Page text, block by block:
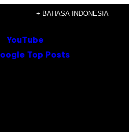
+ BAHASA INDONESIA
YouTube
Top Posts